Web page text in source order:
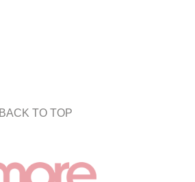
BACK TO TOP